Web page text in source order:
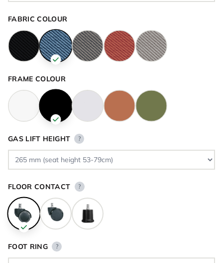
FABRIC COLOUR
FRAME COLOUR
GAS LIFT HEIGHT ?
FLOOR CONTACT ?
FOOT RING ?